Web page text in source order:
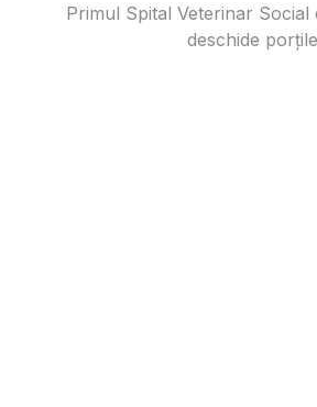
Primul Spital Veterinar Social
deschide porțile